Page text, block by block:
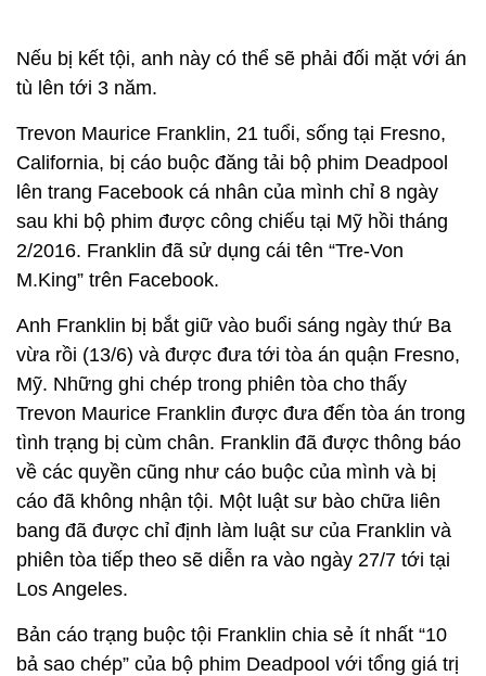
Nếu bị kết tội, anh này có thể sẽ phải đối mặt với án
tù lên tới 3 năm.
Trevon Maurice Franklin, 21 tuổi, sống tại Fresno,
California, bị cáo buộc đăng tải bộ phim Deadpool
lên trang Facebook cá nhân của mình chỉ 8 ngày
sau khi bộ phim được công chiếu tại Mỹ hồi tháng
2/2016. Franklin đã sử dụng cái tên “Tre-Von
M.King” trên Facebook.
Anh Franklin bị bắt giữ vào buổi sáng ngày thứ Ba
vừa rồi (13/6) và được đưa tới tòa án quận Fresno,
Mỹ. Những ghi chép trong phiên tòa cho thấy
Trevon Maurice Franklin được đưa đến tòa án trong
tình trạng bị cùm chân. Franklin đã được thông báo
về các quyền cũng như cáo buộc của mình và bị
cáo đã không nhận tội. Một luật sư bào chữa liên
bang đã được chỉ định làm luật sư của Franklin và
phiên tòa tiếp theo sẽ diễn ra vào ngày 27/7 tới tại
Los Angeles.
Bản cáo trạng buộc tội Franklin chia sẻ ít nhất “10
bả sao chép” của bộ phim Deadpool với tổng giá trị